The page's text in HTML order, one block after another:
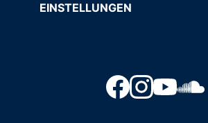
EINSTELLUNGEN